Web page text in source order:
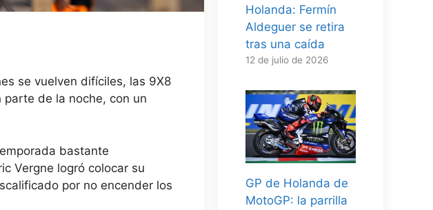
se vuelven difíciles, las 9X8
parte de la noche, con un
bastante
Vergne logró colocar su
por no encender los
Holanda: Fermín
Aldeguer se retira
tras una caída
12 de julio de 2026
GP de Holanda de
MotoGP: la parrilla